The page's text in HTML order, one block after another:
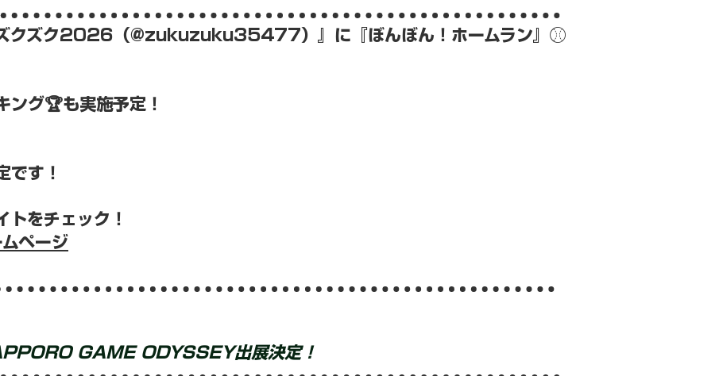
クズク2026（@zukuzuku35477）』に『ぼんぼん！ホームラン』⚾️
ング🏆も実施予定！
です！
トをチェック！
ページ
GAME ODYSSEY出展決定！